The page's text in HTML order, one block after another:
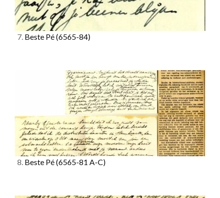
7. Beste Pé(6565-84)
8. Beste Pé(6565-81 A-C)